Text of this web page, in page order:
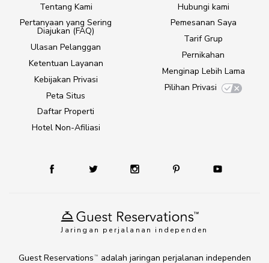
Jaringan perjalanan independen
Tentang Kami
Pertanyaan yang Sering
Diajukan (FAQ)
Ulasan Pelanggan
Ketentuan Layanan
Kebijakan Privasi
Peta Situs
Daftar Properti
Hotel Non-Afiliasi
Hubungi kami
Pemesanan Saya
Tarif Grup
Pernikahan
Menginap Lebih Lama
Pilihan Privasi
Guest Reservations TM
adalah jaringan perjalanan independen